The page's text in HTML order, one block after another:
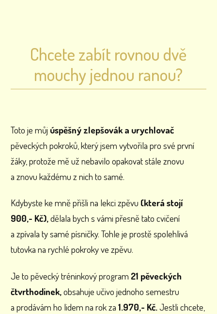
Chcete zabít rovnou dvě
mouchy jednou ranou?
Toto je můj úspěšný zlepšovák a urychlovač
pěveckých pokroků, který jsem vytvořila pro své první
žáky, protože mě už nebavilo opakovat stále znovu
a znovu každému z nich to samé.
Kdybyste ke mně přišli na lekci zpěvu (která stojí
900,- Kč),dělala bych s vámi přesně tato cvičení
a zpívala ty samé písničky. Tohle je prostě spolehlivá
tutovka na rychlé pokroky ve zpěvu.
Je to pěvecký tréninkový program 21 pěveckých
čtvrthodinek,obsahuje učivo jednoho semestru
a prodávám ho lidem na rok za1.970,- Kč.Jestli chcete,